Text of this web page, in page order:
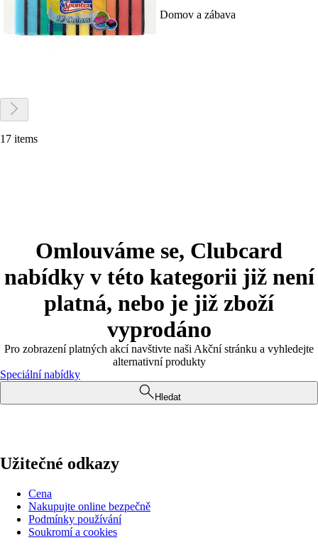
Domov a zábava
17 items
Omlouváme se, Clubcard
nabídky v této kategorii již není
platná, nebo je již zboží
vyprodáno
Pro zobrazení platných akcí navštivte naši Akční stránku a vyhledejte
alternativní produkty
Speciální nabídky
Hledat
Užitečné odkazy
Cena
Nakupujte online bezpečně
Podmínky používání
Soukromí a cookies